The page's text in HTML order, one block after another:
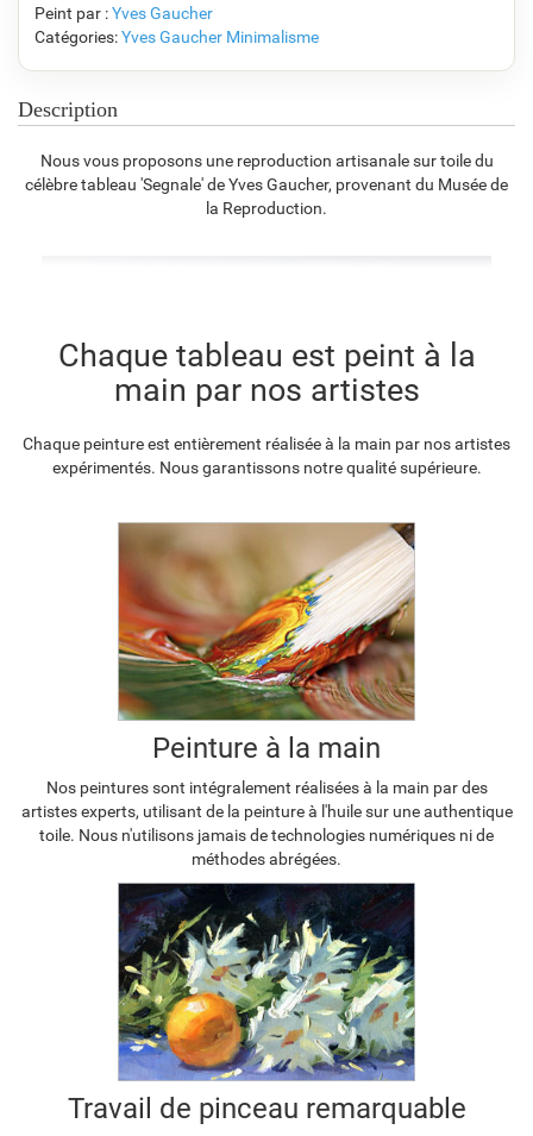
F4613-236
81.17
F5130-204
€117.02
€96.36
Peint par :Yves Gaucher
Catégories:Yves Gaucher Minimalisme
Description
Nous vous proposons une reproduction artisanale sur toile du
célèbre tableau 'Segnale' de Yves Gaucher, provenant du Musée de
la Reproduction.
Chaque tableau est peint à la
main par nos artistes
Chaque peinture est entièrement réalisée à la main par nos artistes
expérimentés. Nous garantissons notre qualité supérieure.
Peinture à la main
Nos peintures sont intégralement réalisées à la main par des
artistes experts, utilisant de la peinture à l'huile sur une authentique
toile. Nous n'utilisons jamais de technologies numériques ni de
méthodes abrégées.
Travail de pinceau remarquable